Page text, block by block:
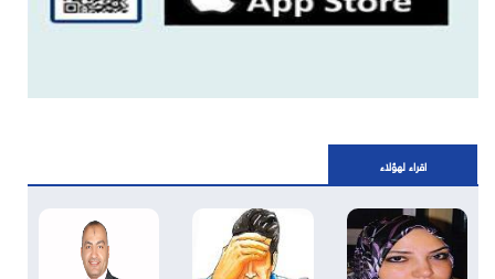
اقراء لهؤلاء